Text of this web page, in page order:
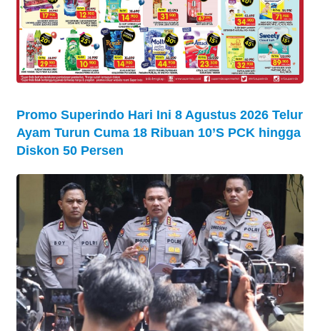
Promo Superindo Hari Ini 8 Agustus 2026 Telur
Ayam Turun Cuma 18 Ribuan 10’S PCK hingga
Diskon 50 Persen